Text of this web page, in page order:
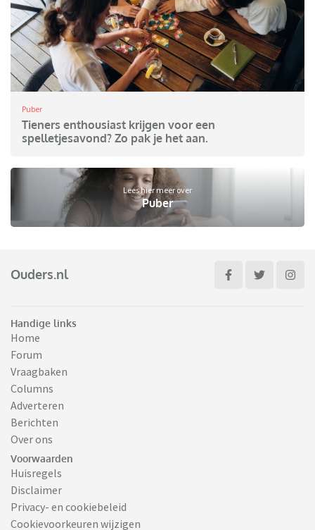
Puber
Tieners enthousiast krijgen voor een
spelletjesavond? Zo pak je het aan.
Lees hier meer over
Puber
Ouders.nl
Handige links
Home
Forum
Vraagbaken
Columns
Adverteren
Berichten
Over ons
Voorwaarden
Huisregels
Disclaimer
Privacy- en cookiebeleid
Cookievoorkeuren wijzigen